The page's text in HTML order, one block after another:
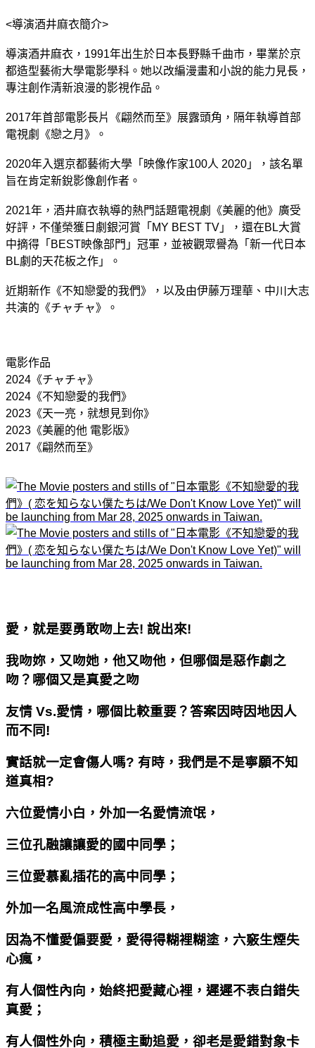
<導演酒井麻衣簡介>
導演酒井麻衣，1991年出生於日本長野縣千曲市，畢業於京
都造型藝術大學電影學科。她以改編漫畫和小說的能力見長，
專注創作清新浪漫的影視作品。
2017年首部電影長片《翩然而至》展露頭角，隔年執導首部
電視劇《戀之月》。
2020年入選京都藝術大學「映像作家100人 2020」，該名單
旨在肯定新銳影像創作者。
2021年，酒井麻衣執導的熱門話題電視劇《美麗的他》廣受
好評，不僅榮獲日劇銀河賞「MY BEST TV」，還在BL大賞
中摘得「BEST映像部門」冠軍，並被觀眾譽為「新一代日本
BL劇的天花板之作」。
近期新作《不知戀愛的我們》，以及由伊藤万理華、中川大志
共演的《チャチャ》。
電影作品
2024《チャチャ》
2024《不知戀愛的我們》
2023《天一亮，就想見到你》
2023《美麗的他 電影版》
2017《翩然而至》
愛，就是要勇敢吻上去! 說出來!
我吻妳，又吻她，他又吻他，但哪個是惡作劇之
吻？哪個又是真愛之吻
友情 Vs.愛情，哪個比較重要？答案因時因地因人
而不同!
實話就一定會傷人嗎? 有時，我們是不是寧願不知
道真相?
六位愛情小白，外加一名愛情流氓，
三位孔融讓讓愛的國中同學；
三位愛慕亂插花的高中同學；
外加一名風流成性高中學長，
因為不懂愛偏要愛，愛得得糊裡糊塗，六竅生煙失
心瘋，
有人個性內向，始終把愛藏心裡，遲遲不表白錯失
真愛；
有人個性外向，積極主動追愛，卻老是愛錯對象卡